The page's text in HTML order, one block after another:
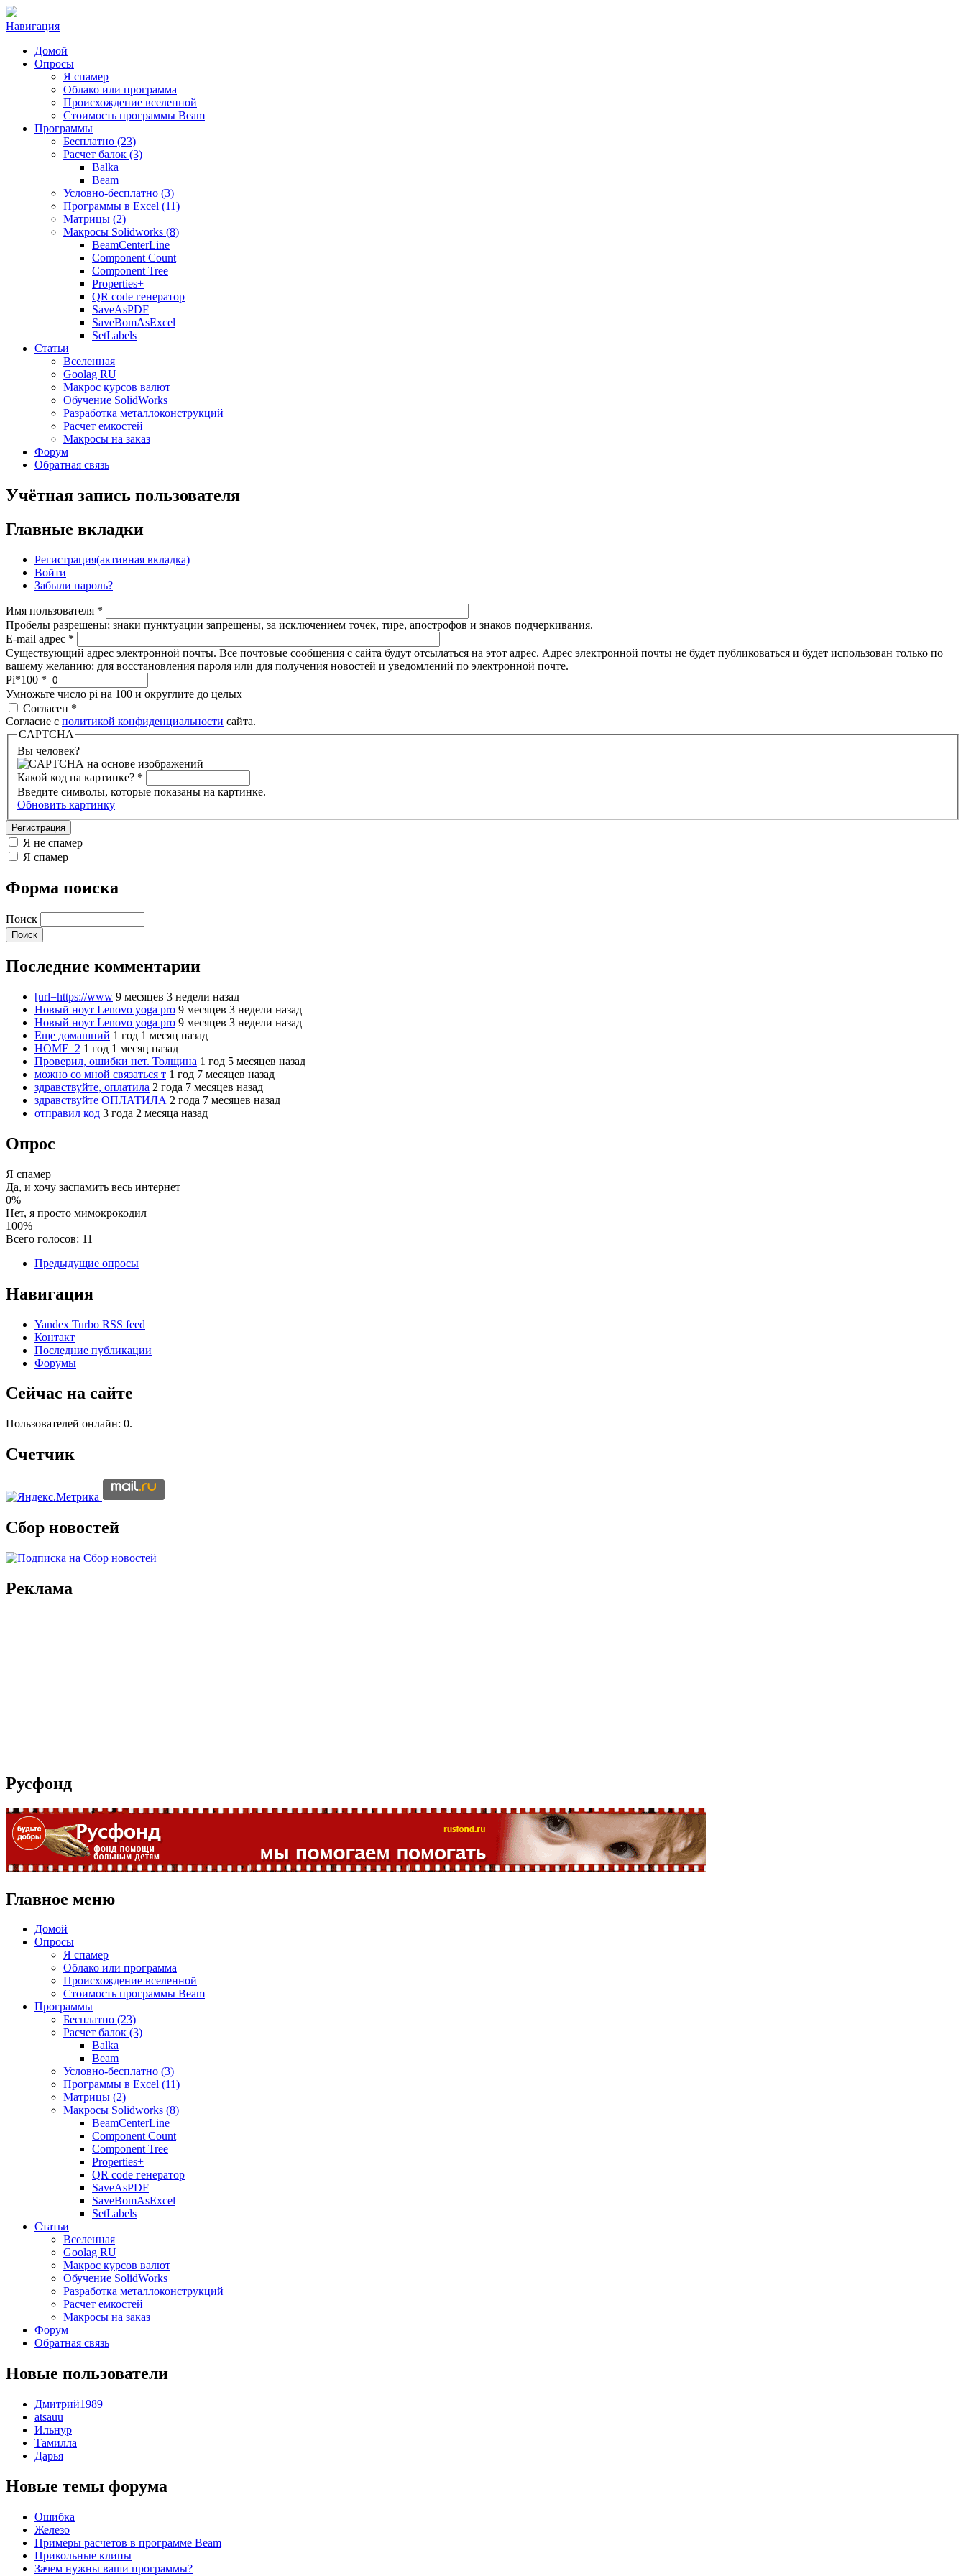
Навигация
Домой
Опросы
Я спамер
Облако или программа
Происхождение вселенной
Стоимость программы Beam
Программы
Бесплатно (23)
Расчет балок (3)
Balka
Beam
Условно-бесплатно (3)
Программы в Excel (11)
Матрицы (2)
Макросы Solidworks (8)
BeamCenterLine
Component Count
Component Tree
Properties+
QR code генератор
SaveAsPDF
SaveBomAsExcel
SetLabels
Статьи
Вселенная
Goolag RU
Макрос курсов валют
Обучение SolidWorks
Разработка металлоконструкций
Расчет емкостей
Макросы на заказ
Форум
Обратная связь
Учётная запись пользователя
Главные вкладки
Регистрация(активная вкладка)
Войти
Забыли пароль?
Имя пользователя *
Пробелы разрешены; знаки пунктуации запрещены, за исключением точек, тире, апострофов и знаков подчеркивания.
E-mail адрес *
Существующий адрес электронной почты. Все почтовые сообщения с сайта будут отсылаться на этот адрес. Адрес электронной почты не будет публиковаться и будет использован только по
вашему желанию: для восстановления пароля или для получения новостей и уведомлений по электронной почте.
Pi*100 *
Умножьте число pi на 100 и округлите до целых
Согласен *
Согласие с политикой конфиденциальности сайта.
CAPTCHA
Вы человек?
Какой код на картинке? *
Введите символы, которые показаны на картинке.
Обновить картинку
Я не спамер
Я спамер
Форма поиска
Поиск
Последние комментарии
[url=https://www 9 месяцев 3 недели назад
Новый ноут Lenovo yoga pro 9 месяцев 3 недели назад
Новый ноут Lenovo yoga pro 9 месяцев 3 недели назад
Еще домашний 1 год 1 месяц назад
HOME_2 1 год 1 месяц назад
Проверил, ошибки нет. Толщина 1 год 5 месяцев назад
можно со мной связаться т 1 год 7 месяцев назад
здравствуйте, оплатила 2 года 7 месяцев назад
здравствуйте ОПЛАТИЛА 2 года 7 месяцев назад
отправил код 3 года 2 месяца назад
Опрос
Я спамер
Да, и хочу заспамить весь интернет
0%
Нет, я просто мимокрокодил
100%
Всего голосов: 11
Предыдущие опросы
Навигация
Yandex Turbo RSS feed
Контакт
Последние публикации
Форумы
Сейчас на сайте
Пользователей онлайн: 0.
Счетчик
Сбор новостей
Реклама
Русфонд
Главное меню
Домой
Опросы
Я спамер
Облако или программа
Происхождение вселенной
Стоимость программы Beam
Программы
Бесплатно (23)
Расчет балок (3)
Balka
Beam
Условно-бесплатно (3)
Программы в Excel (11)
Матрицы (2)
Макросы Solidworks (8)
BeamCenterLine
Component Count
Component Tree
Properties+
QR code генератор
SaveAsPDF
SaveBomAsExcel
SetLabels
Статьи
Вселенная
Goolag RU
Макрос курсов валют
Обучение SolidWorks
Разработка металлоконструкций
Расчет емкостей
Макросы на заказ
Форум
Обратная связь
Новые пользователи
Дмитрий1989
atsauu
Ильнур
Тамилла
Дарья
Новые темы форума
Ошибка
Железо
Примеры расчетов в программе Beam
Прикольные клипы
Зачем нужны ваши программы?